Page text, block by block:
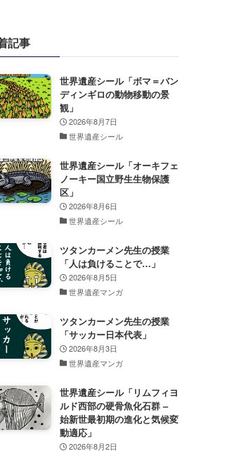
記事
世界遺産シール「ボマ＝バン
ディンギロの動物移動の景
観」
2026年8月7日
世界遺産シール
世界遺産シール「オーキフェ
ノーキー国立野生生物保護
区」
2026年8月6日
世界遺産シール
ツタンカーメン先生の授業
「人は負けることで…」
2026年8月5日
世界遺産マンガ
ツタンカーメン先生の授業
「サッカー日本代表」
2026年8月3日
世界遺産マンガ
世界遺産シール「リムフィヨ
ルド西部の硬骨魚化石群 –
始新世最初期の進化と気候変
動適応」
2026年8月2日